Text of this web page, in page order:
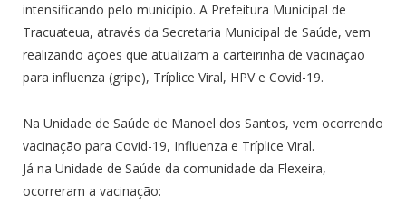
intensificando pelo município. A Prefeitura Municipal de
Tracuateua, através da Secretaria Municipal de Saúde, vem
realizando ações que atualizam a carteirinha de vacinação
para influenza (gripe), Tríplice Viral, HPV e Covid-19.
Na Unidade de Saúde de Manoel dos Santos, vem ocorrendo
vacinação para Covid-19, Influenza e Tríplice Viral.
Já na Unidade de Saúde da comunidade da Flexeira,
ocorreram a vacinação: